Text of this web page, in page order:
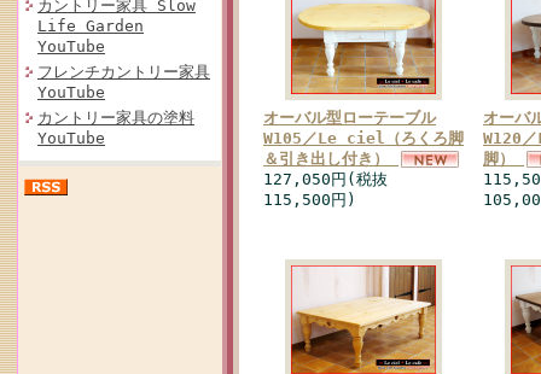
カントリー家具 Slow
Life Garden
YouTube
フレンチカントリー家具
YouTube
カントリー家具の塗料
YouTube
オーバル型ローテーブル
W105／Le ciel（ろくろ脚
＆引き出し付き）
127,050円(税抜
115,500円)
オーバ
W120
脚）